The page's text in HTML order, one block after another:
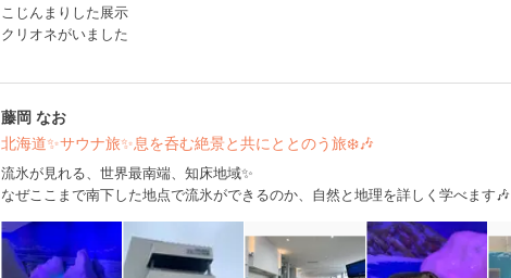
こじんまりした展示
クリオネがいました
藤岡 なお
北海道✨サウナ旅✨息を呑む絶景と共にととのう旅❄️🎶
流氷が見れる、世界最南端、知床地域✨
なぜここまで南下した地点で流氷ができるのか、自然と地理を詳しく学べます🎶